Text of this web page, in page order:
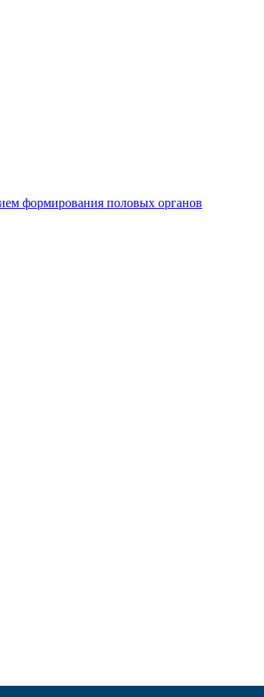
формирования половых органов